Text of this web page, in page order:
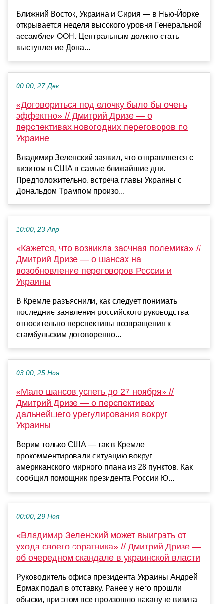
Ближний Восток, Украина и Сирия — в Нью-Йорке
открывается неделя высокого уровня Генеральной
ассамблеи ООН. Центральным должно стать
выступление Дона...
00:00, 27 Дек
«Договориться под елочку было бы очень
эффектно» // Дмитрий Дризе — о
перспективах новогодних переговоров по
Украине
Владимир Зеленский заявил, что отправляется с
визитом в США в самые ближайшие дни.
Предположительно, встреча главы Украины с
Дональдом Трампом произо...
10:00, 23 Апр
«Кажется, что возникла заочная полемика» //
Дмитрий Дризе — о шансах на
возобновление переговоров России и
Украины
В Кремле разъяснили, как следует понимать
последние заявления российского руководства
относительно перспективы возвращения к
стамбульским договоренно...
03:00, 25 Ноя
«Мало шансов успеть до 27 ноября» //
Дмитрий Дризе — о перспективах
дальнейшего урегулирования вокруг
Украины
Верим только США — так в Кремле
прокомментировали ситуацию вокруг
американского мирного плана из 28 пунктов. Как
сообщил помощник президента России Ю...
00:00, 29 Ноя
«Владимир Зеленский может выиграть от
ухода своего соратника» // Дмитрий Дризе —
об очередном скандале в украинской власти
Руководитель офиса президента Украины Андрей
Ермак подал в отставку. Ранее у него прошли
обыски, при этом все произошло накануне визита